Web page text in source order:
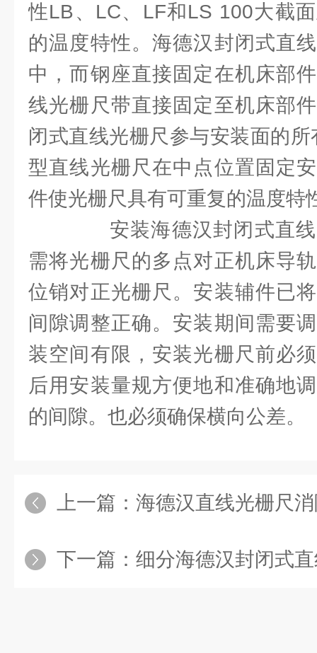
性LB、LC、LF和LS 100大截
的温度特性。海德汉封闭式直
中，而钢座直接固定在机床部
线光栅尺带直接固定至机床部
闭式直线光栅尺参与安装面的
型直线光栅尺在中点位置固定
件使光栅尺具有可重复的温度特
安装海德汉封闭式直线
需将光栅尺的多点对正机床导
位销对正光栅尺。安装辅件已
间隙调整正确。安装期间需要
装空间有限，安装光栅尺前必
后用安装量规方便地和准确地
的间隙。也必须确保横向公差。
上一篇： 海德汉直线光栅尺
下一篇： 细分海德汉封闭式